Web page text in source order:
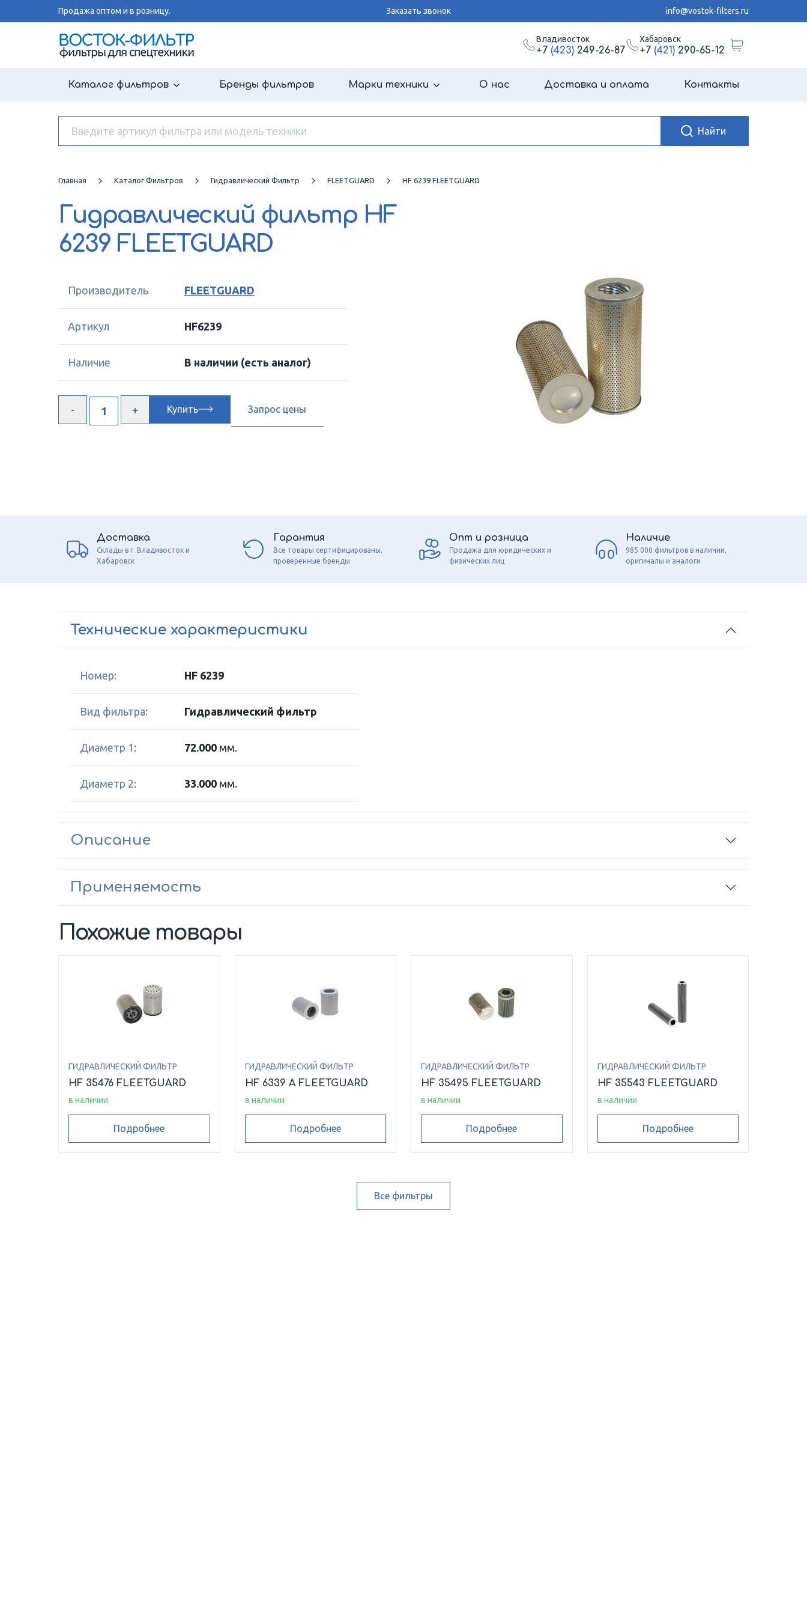
Продажа оптом и в розницу. Заказать звонок info@vostok-filters.ru
Владивосток
+7 (423)249-26-87
Хабаровск
+7 (421)290-65-12
Каталог фильтров Бренды фильтров Марки техники О нас Доставка и оплата Контакты
Главная Каталог Фильтров Гидравлический Фильтр FLEETGUARD HF 6239 FLEETGUARD
Гидравлический фильтр HF
6239 FLEETGUARD
Производитель FLEETGUARD
Артикул HF6239
Наличие В наличии (есть аналог)
Купить Запрос цены
Доставка
Склады в г. Владивосток и
Хабаровск
Гарантия
Все товары сертифицированы,
проверенные бренды
Опт и розница
Продажа для юридических и
физических лиц
Наличие
985 000 фильтров в наличии,
оригиналы и аналоги
Технические характеристики
Номер: HF 6239
Вид фильтра: Гидравлический фильтр
Диаметр 1: 72.000 мм.
Диаметр 2: 33.000 мм.
Описание
Применяемость
Похожие товары
ГИДРАВЛИЧЕСКИЙ ФИЛЬТР
HF 35476 FLEETGUARD
в наличии
Подробнее
ГИДРАВЛИЧЕСКИЙ ФИЛЬТР
HF 6339 A FLEETGUARD
в наличии
Подробнее
ГИДРАВЛИЧЕСКИЙ ФИЛЬТР
HF 35495 FLEETGUARD
в наличии
Подробнее
ГИДРАВЛИЧЕСКИЙ ФИЛЬТР
HF 35543 FLEETGUARD
в наличии
Подробнее
Все фильтры